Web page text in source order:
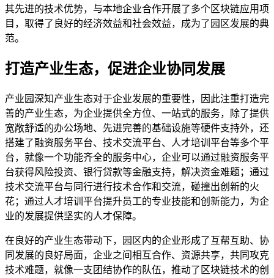
其先进的技术优势，与本地企业合作开展了多个区块链应用项
目，取得了良好的经济效益和社会效益，成为了园区发展的典
范。
打造产业生态，促进企业协同发展
产业园深知产业生态对于企业发展的重要性，因此注重打造完
善的产业生态，为企业提供全方位、一站式的服务，除了提供
宽敞舒适的办公场地、先进完善的基础设施等硬件支持外，还
搭建了融资服务平台、技术交流平台、人才培训平台等多个平
台，就像一个功能齐全的服务中心，企业可以通过融资服务平
台获得风险投资、银行贷款等金融支持，解决资金难题；通过
技术交流平台与同行进行技术合作和交流，碰撞出创新的火
花；通过人才培训平台提升员工的专业技能和创新能力，为企
业的发展提供坚实的人才保障。
在良好的产业生态带动下，园区内的企业形成了互帮互助、协
同发展的良好局面，企业之间相互合作、资源共享，共同攻克
技术难题，就像一支团结协作的队伍，推动了区块链技术的创